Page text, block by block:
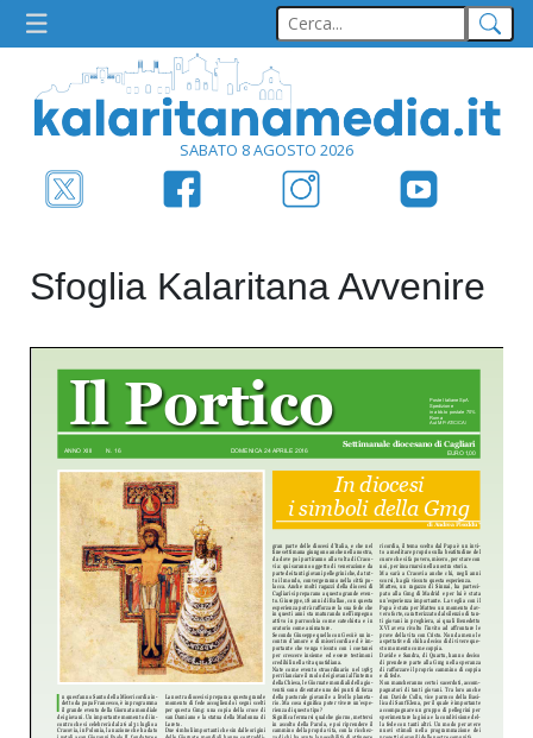
SABATO 8 AGOSTO 2026
Sfoglia Kalaritana Avvenire